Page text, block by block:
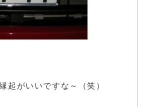
起がいいですな～（笑）